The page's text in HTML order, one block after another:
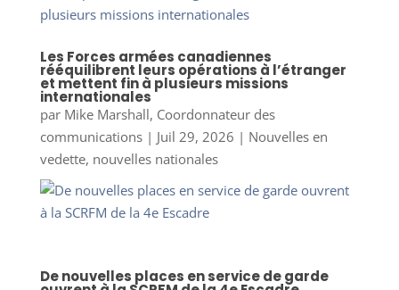
Les Forces armées canadiennes
rééquilibrent leurs opérations à l’étranger
et mettent fin à plusieurs missions
internationales
par Mike Marshall, Coordonnateur des
communications| Juil 29, 2026 | Nouvelles en
vedette, nouvelles nationales
De nouvelles places en service de garde